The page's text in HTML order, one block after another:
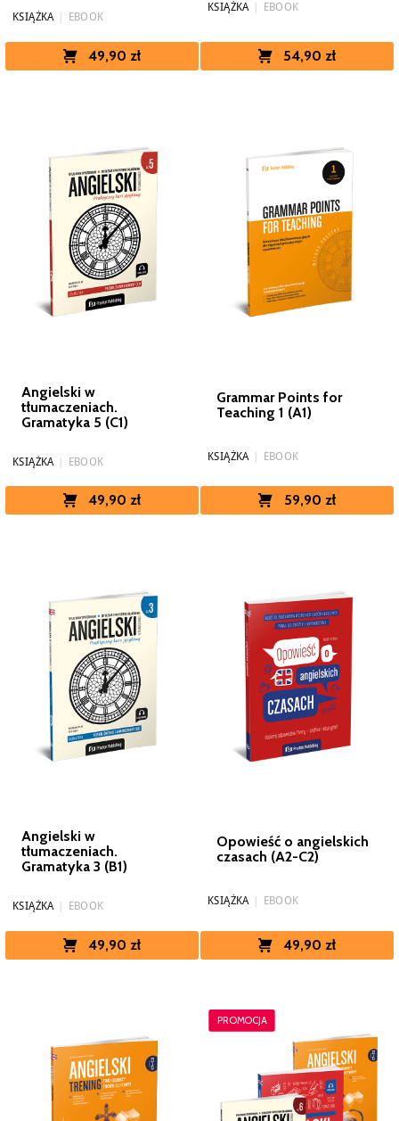
KSIĄŻKA EBOOK
49,90 zł
KSIĄŻKA EBOOK
54,90 zł
Angielski w
tłumaczeniach.
Gramatyka 5 (C1)
KSIĄŻKA | EBOOK
49,90 zł
Grammar Points for
Teaching 1 (A1)
KSIĄŻKA EBOOK
59,90 zł
Angielski w
tłumaczeniach.
Gramatyka 3 (B1)
KSIĄŻKA EBOOK
49,90 zł
Opowieść o angielskich
czasach (A2-C2)
KSIĄŻKA EBOOK
49,90 zł
PROMOCJA